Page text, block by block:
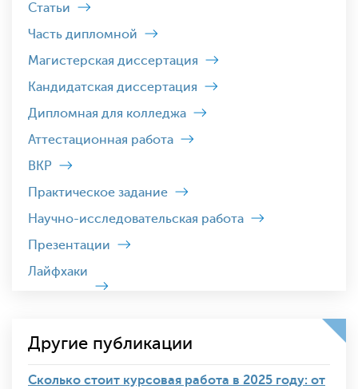
Статьи
Часть дипломной
Магистерская диссертация
Кандидатская диссертация
Дипломная для колледжа
Аттестационная работа
ВКР
Практическое задание
Научно-исследовательская работа
Презентации
Лайфхаки
Другие публикации
Сколько стоит курсовая работа в 2025 году: от